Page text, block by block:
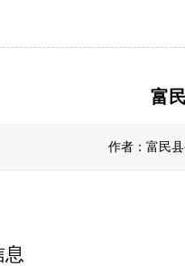
富
作者：富民
息